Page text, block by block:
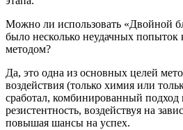
Можно ли использовать «Двойной
было несколько неудачных
методом?
Да, это одна из основных целей
воздействия (только химия или
сработал, комбинированный подход
резистентность, воздействуя на
повышая шансы на успех.